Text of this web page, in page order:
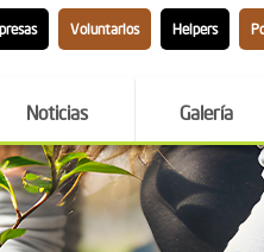
Voluntarios Helpers
Noticias Galería